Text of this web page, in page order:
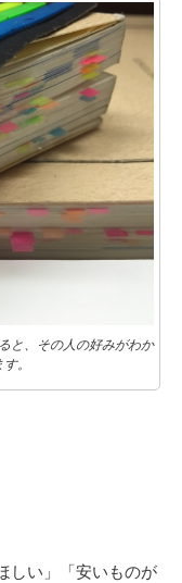
と、その人の好みがわか
。
しい」「安いものが